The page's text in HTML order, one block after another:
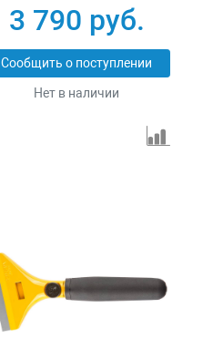
3 790 руб.
Сообщить о поступлении
Нет в наличии